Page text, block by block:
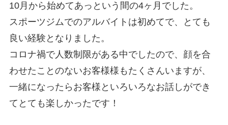
10月から始めてあっという間の4ヶ月でした。
スポーツジムでのアルバイトは初めてで、とても
良い経験となりました。
コロナ禍で人数制限がある中でしたので、顔を合
わせたことのないお客様様もたくさんいますが、
一緒になったらお客様といろいろなお話しができ
てとても楽しかったです！